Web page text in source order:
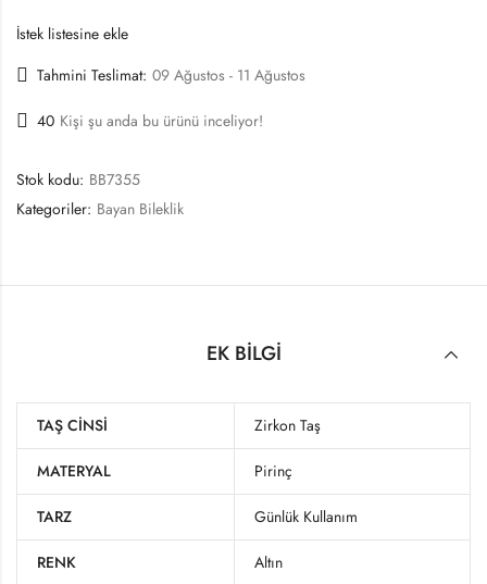
İstek listesine ekle
Tahmini Teslimat: 09 Ağustos - 11 Ağustos
40 Kişi şu anda bu ürünü inceliyor!
Stok kodu: BB7355
Kategoriler: Bayan Bileklik
EK BILGI
TAŞ CINSI Zirkon Taş
MATERYAL Pirinç
TARZ Günlük Kullanım
RENK Altın